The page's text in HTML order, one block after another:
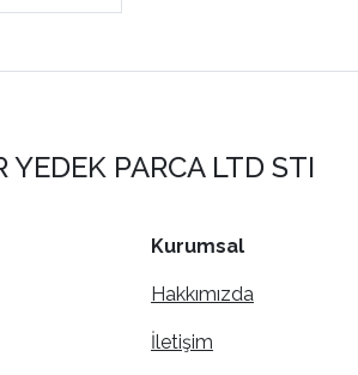
YEDEK PARCA LTD STI
Kurumsal
Hakkımızda
İletişim